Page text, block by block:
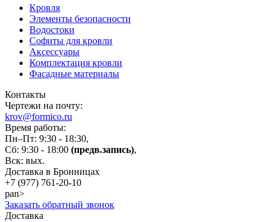
Кровля
Элементы безопасности
Водостоки
Софиты для кровли
Аксессуары
Комплектация кровли
Фасадные материалы
Контакты
Чертежи на почту:
krov@formico.ru
Время работы:
Пн–Пт: 9:30 - 18:30,
Сб: 9:30 - 18:00 (предв.запись),
Вск: вых.
Доставка в Бронницах
+7 (977) 761-20-10
pan>
Заказать обратный звонок
Доставка